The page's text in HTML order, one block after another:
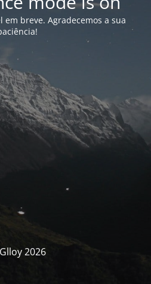
em breve. Agradecemos a sua
2026